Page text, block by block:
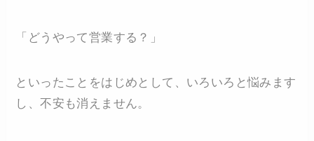
「どうやって営業する？」
といったことをはじめとして、いろいろと悩みます
し、不安も消えません。